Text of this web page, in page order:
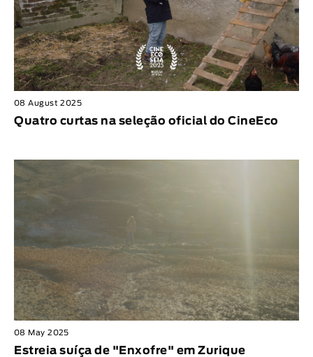
08 August 2025
Quatro curtas na seleção oficial do CineEco
08 May 2025
Estreia suíça de "Enxofre" em Zurique